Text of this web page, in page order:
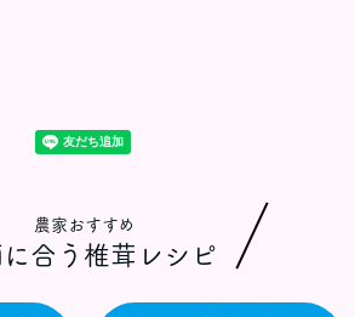
農家おすすめ
に合う椎茸レシピ